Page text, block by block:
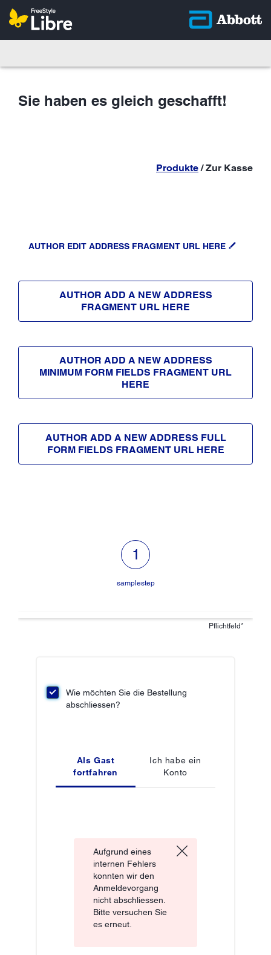
Sie haben es gleich geschafft!
Produkte/ Zur Kasse
AUTHOR EDIT ADDRESS FRAGMENT URL HERE
AUTHOR ADD A NEW ADDRESS
FRAGMENT URL HERE
AUTHOR ADD A NEW ADDRESS
MINIMUM FORM FIELDS FRAGMENT URL
HERE
AUTHOR ADD A NEW ADDRESS FULL
FORM FIELDS FRAGMENT URL HERE
Schritt 1 von 1:
samplestep
Pflichtfeld*
Abschnitt Persönliche Daten
Wie möchten Sie die Bestellung
abschliessen?
Als Gast
fortfahren
Ich habe ein
Konto
Aufgrund eines
internen Fehlers
konnten wir den
Anmeldevorgang
nicht abschliessen.
Bitte versuchen Sie
es erneut.